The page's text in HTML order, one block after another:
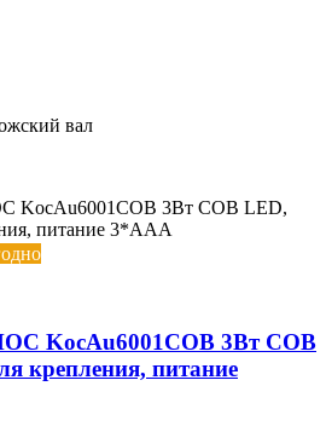
вал
KocAu6001COB 3Вт COB
крепления, питание